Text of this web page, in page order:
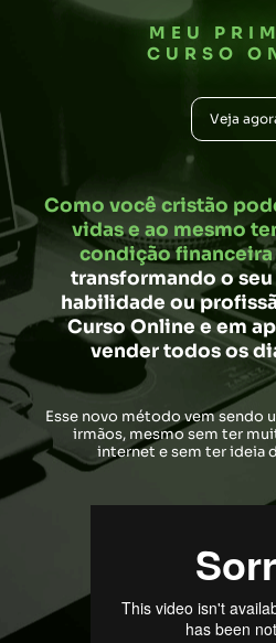
MEU
CURSO
Veja
Como você cristão
vidas e ao mesmo
condição financeira
transformando o
habilidade ou
Curso Online e em
vender todos os
Esse novo método vem sendo
irmãos, mesmo sem ter
internet e sem ter ideia